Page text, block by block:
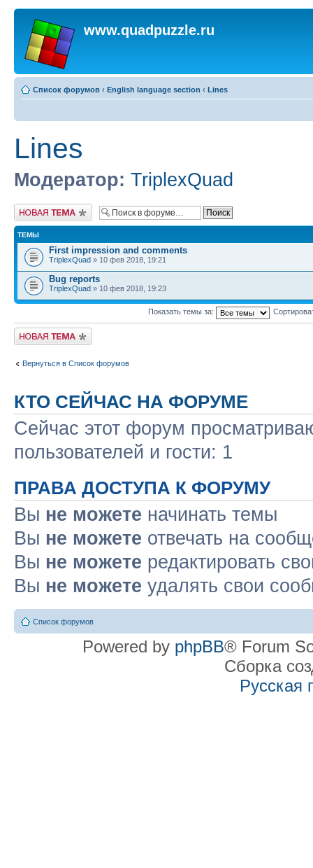
www.quadpuzzle.ru
Список форумов ‹ English language section ‹ Lines
Lines
Модератор: TriplexQuad
Начать новую тему
ТЕМЫ
First impression and comments
TriplexQuad » 10 фев 2018, 19:21
Bug reports
TriplexQuad » 10 фев 2018, 19:23
Показать темы за:
Начать новую тему
Вернуться в Список форумов
КТО СЕЙЧАС НА ФОРУМЕ
Сейчас этот форум
пользователей и гости: 1
ПРАВА ДОСТУПА К ФОРУМУ
Вы не можете начинать темы
Вы не можете отвечать на
Вы не можете редактировать
Вы не можете удалять свои
Список форумов
Powered by phpBB® Forum
Сборка
Русская